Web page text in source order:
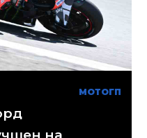
МОТОГП
на